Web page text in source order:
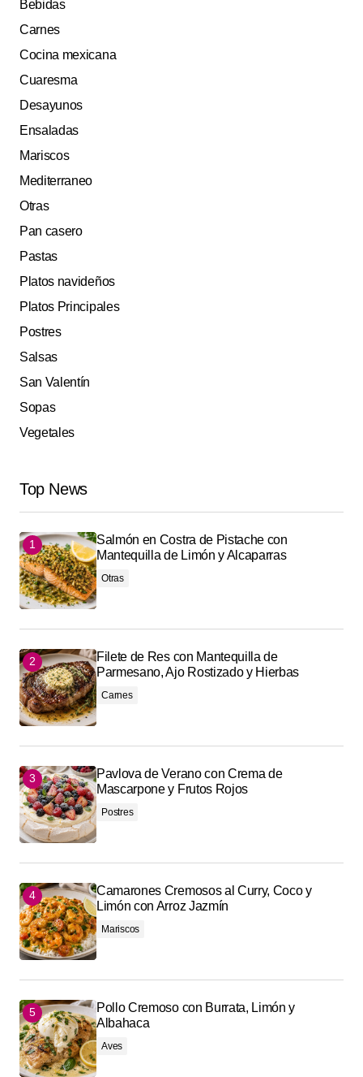
Bebidas
Carnes
Cocina mexicana
Cuaresma
Desayunos
Ensaladas
Mariscos
Mediterraneo
Otras
Pan casero
Pastas
Platos navideños
Platos Principales
Postres
Salsas
San Valentín
Sopas
Vegetales
Top News
Salmón en Costra de Pistache con
Mantequilla de Limón y Alcaparras
Otras
Filete de Res con Mantequilla de
Parmesano, Ajo Rostizado y Hierbas
Carnes
Pavlova de Verano con Crema de
Mascarpone y Frutos Rojos
Postres
Camarones Cremosos al Curry, Coco y
Limón con Arroz Jazmín
Mariscos
Pollo Cremoso con Burrata, Limón y
Albahaca
Aves